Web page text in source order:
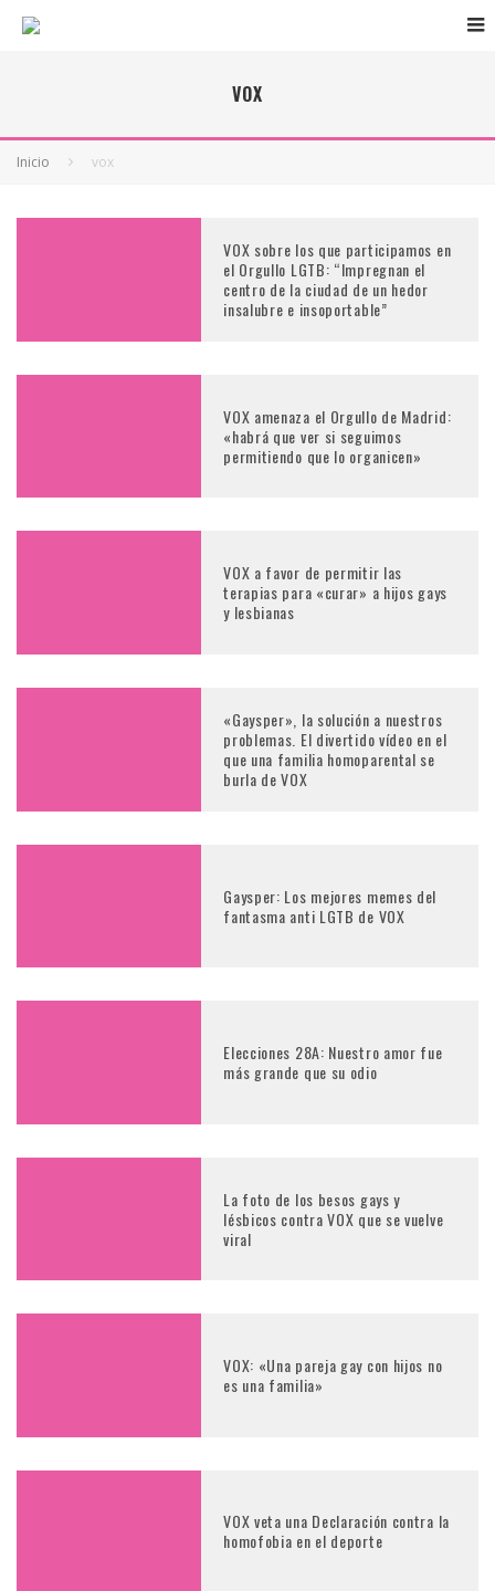
VOX
Inicio vox
VOX sobre los que participamos en
el Orgullo LGTB: “Impregnan el
centro de la ciudad de un hedor
insalubre e insoportable”
VOX amenaza el Orgullo de Madrid:
«habrá que ver si seguimos
permitiendo que lo organicen»
VOX a favor de permitir las
terapias para «curar» a hijos gays
y lesbianas
«Gaysper», la solución a nuestros
problemas. El divertido vídeo en el
que una familia homoparental se
burla de VOX
Gaysper: Los mejores memes del
fantasma anti LGTB de VOX
Elecciones 28A: Nuestro amor fue
más grande que su odio
La foto de los besos gays y
lésbicos contra VOX que se vuelve
viral
VOX: «Una pareja gay con hijos no
es una familia»
VOX veta una Declaración contra la
homofobia en el deporte